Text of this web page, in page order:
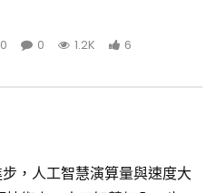
0 1.2K 6
，人工智慧演算量與速度大